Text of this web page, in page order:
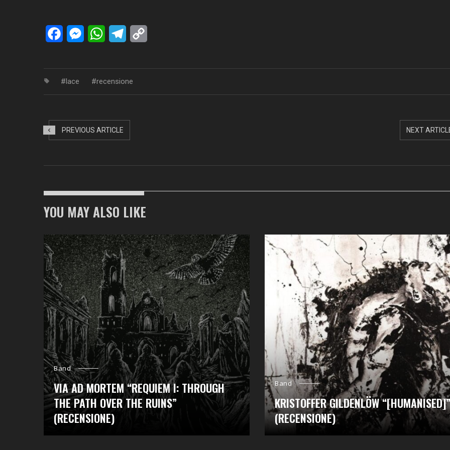
FacebookMessengerWhatsAppTelegram
lace recensione
PREVIOUS ARTICLE NEXT
YOU MAY ALSO LIKE
Band
VIA AD MORTEM “REQUIEM I: THROUGH
THE PATH OVER THE RUINS”
(RECENSIONE)
Band
KRISTOFFER GILDENLÖW “[HUMANISED]”
(RECENSIONE)